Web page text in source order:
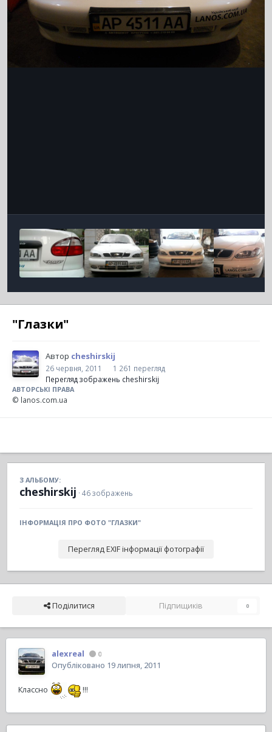
"Глазки"
Автор cheshirskij
26 червня, 2011
1 261 перегляд
Перегляд зображень cheshirskij
АВТОРСЬКІ ПРАВА
© lanos.com.ua
З АЛЬБОМУ:
cheshirskij · 46 зображень
ІНФОРМАЦІЯ ПРО ФОТО "ГЛАЗКИ"
Перегляд EXIF інформації фотографії
Поділитися Підпищиків 0
alexreal 0
Опубліковано 19 липня, 2011
Классно !!!